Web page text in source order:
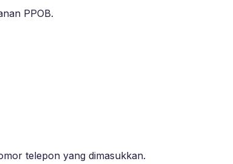
PPOB.
telepon yang dimasukkan.